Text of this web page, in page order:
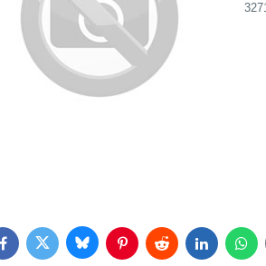
FacebookTwitter BlueskyPinterestReddit LinkedIn